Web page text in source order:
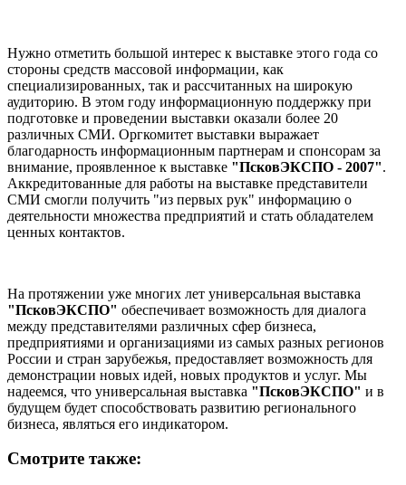
Нужно отметить большой интерес к выставке этого года со
стороны средств массовой информации, как
специализированных, так и рассчитанных на широкую
аудиторию. В этом году информационную поддержку при
подготовке и проведении выставки оказали более 20
различных СМИ. Оргкомитет выставки выражает
благодарность информационным партнерам и спонсорам за
внимание, проявленное к выставке "ПсковЭКСПО - 2007".
Аккредитованные для работы на выставке представители
СМИ смогли получить "из первых рук" информацию о
деятельности множества предприятий и стать обладателем
ценных контактов.
На протяжении уже многих лет универсальная выставка
"ПсковЭКСПО" обеспечивает возможность для диалога
между представителями различных сфер бизнеса,
предприятиями и организациями из самых разных регионов
России и стран зарубежья, предоставляет возможность для
демонстрации новых идей, новых продуктов и услуг. Мы
надеемся, что универсальная выставка "ПсковЭКСПО" и в
будущем будет способствовать развитию регионального
бизнеса, являться его индикатором.
Смотрите также: